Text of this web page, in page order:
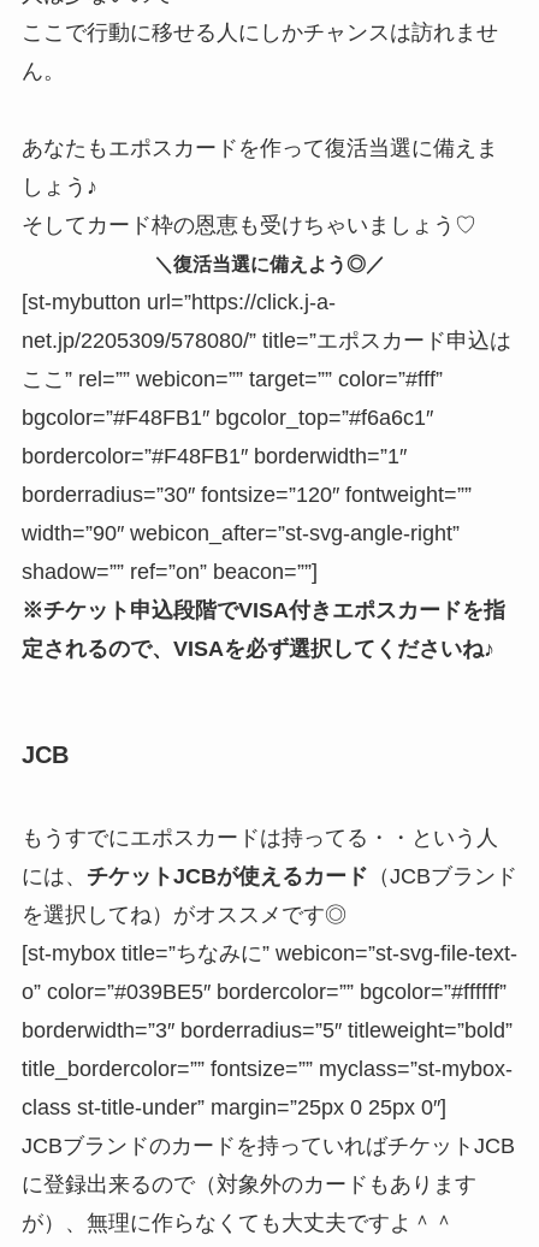
ここで行動に移せる人にしかチャンスは訪れませ
ん。
あなたもエポスカードを作って復活当選に備えま
しょう♪
そしてカード枠の恩恵も受けちゃいましょう♡
＼復活当選に備えよう◎／
[st-mybutton url=”https://click.j-a-
net.jp/2205309/578080/” title=”エポスカード申込は
ここ” rel=”” webicon=”” target=”” color=”#fff”
bgcolor=”#F48FB1″ bgcolor_top=”#f6a6c1″
bordercolor=”#F48FB1″ borderwidth=”1″
borderradius=”30″ fontsize=”120″ fontweight=””
width=”90″ webicon_after=”st-svg-angle-right”
shadow=”” ref=”on” beacon=””]
※チケット申込段階でVISA付きエポスカードを指
定されるので、VISAを必ず選択してくださいね♪
JCB
もうすでにエポスカードは持ってる・・という人
には、 チケットJCBが使えるカード （JCBブランド
を選択してね）がオススメです◎
[st-mybox title=”ちなみに” webicon=”st-svg-file-text-
o” color=”#039BE5″ bordercolor=”” bgcolor=”#ffffff”
borderwidth=”3″ borderradius=”5″ titleweight=”bold”
title_bordercolor=”” fontsize=”” myclass=”st-mybox-
class st-title-under” margin=”25px 0 25px 0″]
JCBブランドのカードを持っていればチケットJCB
に登録出来るので（対象外のカードもあります
が）、無理に作らなくても大丈夫ですよ＾＾